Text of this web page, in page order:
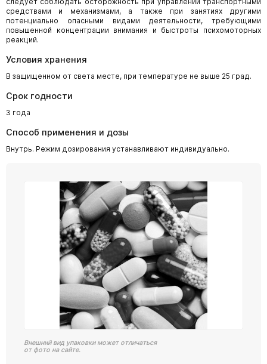
средствами и механизмами, а также при занятиях другими
потенциально опасными видами деятельности, требующими
повышенной концентрации внимания и быстроты психомоторных
реакций.
Условия хранения
В защищенном от света месте, при температуре не выше 25 град.
Срок годности
3 года
Способ применения и дозы
Внутрь. Режим дозирования устанавливают индивидуально.
Внешний вид упаковки может отличаться
от фото на сайте.